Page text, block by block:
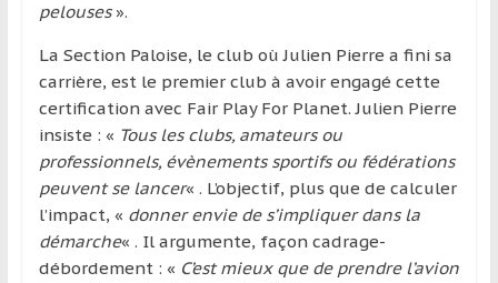
pelouses».
La Section Paloise, le club où Julien Pierre a fini sa
carrière, est le premier club à avoir engagé cette
certification avec Fair Play For Planet. Julien Pierre
insiste : « Tous les clubs, amateurs ou
professionnels, évènements sportifs ou fédérations
peuvent se lancer« . L’objectif, plus que de calculer
l’impact, « donner envie de s’impliquer dans la
démarche« . Il argumente, façon cadrage-
débordement : « C’est mieux que de prendre l’avion